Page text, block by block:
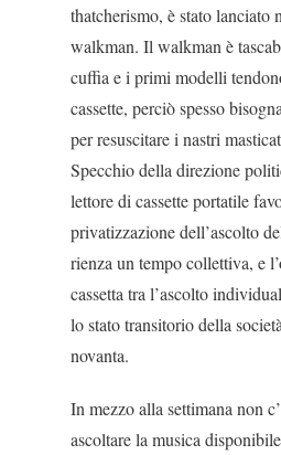
that­cherismo, è stato lanciato
walkman. Il walkman è
cuffia e i primi modelli
cassette, perciò spesso
per resuscitare i nastri
Specchio della direzione
lettore di cassette portatile
privatizzazione dell’ascolto
rienza un tempo collettiva, e
cassetta tra l’ascolto
lo stato transitorio della
novanta.
In mezzo alla settimana non
ascoltare la musica